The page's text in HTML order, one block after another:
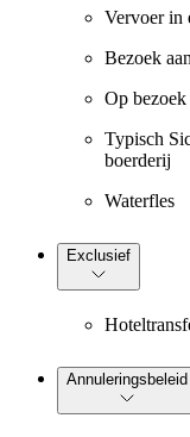
Vervoer in
Bezoek
Op
Typisch
boerderij
Waterfles
Exclusief
Annuleringsbeleid